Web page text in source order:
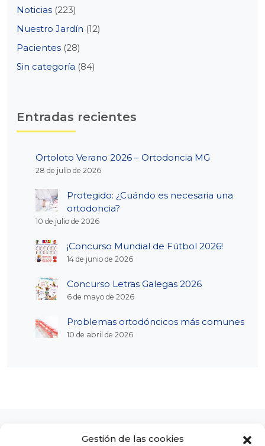
Gestión de las cookies
Noticias (223)
Nuestro Jardín (12)
Pacientes (28)
Sin categoría (84)
Entradas recientes
Ortoloto Verano 2026 – Ortodoncia MG
28 de julio de 2026
Protegido: ¿Cuándo es necesaria una
ortodoncia?
10 de julio de 2026
¡Concurso Mundial de Fútbol 2026!
14 de junio de 2026
Concurso Letras Galegas 2026
6 de mayo de 2026
Problemas ortodóncicos más comunes
10 de abril de 2026